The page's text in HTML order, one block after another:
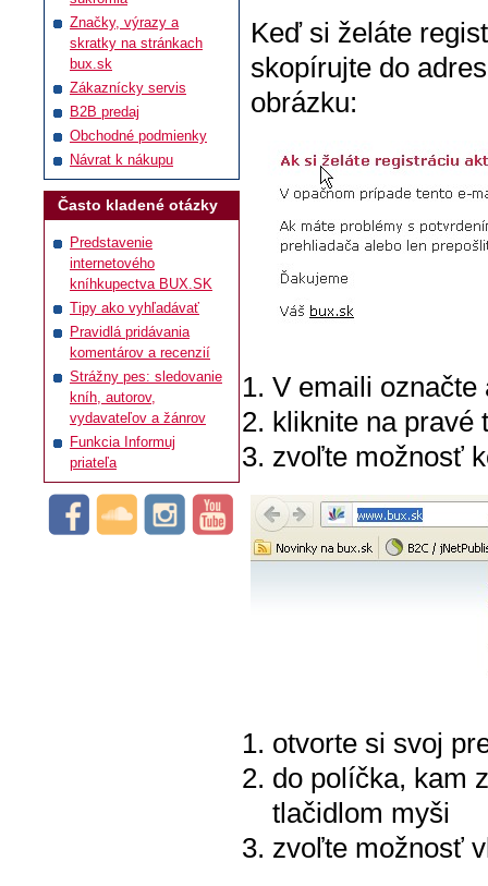
Keď si želáte
skopírujte do
obrázku:
V emaili označte
kliknite na pravé
zvoľte možnosť
otvorte si svoj
do políčka, kam
tlačidlom myši
zvoľte možnosť
Značky, výrazy a
skratky na stránkach
bux.sk
Zákaznícky servis
B2B predaj
Obchodné podmienky
Návrat k nákupu
Často kladené otázky
Predstavenie
internetového
kníhkupectva BUX.SK
Tipy ako vyhľadávať
Pravidlá pridávania
komentárov a recenzií
Strážny pes: sledovanie
kníh, autorov,
vydavateľov a žánrov
Funkcia Informuj
priateľa